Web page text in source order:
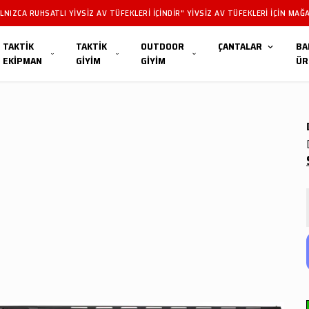
RUHSATLI YIVSIZ AV TÜFEKLERI IÇINDIR" YIVSIZ AV TÜFEKLERI IÇIN
TAKTİK
EKİPMAN
TAKTİK
GİYİM
OUTDOOR
GİYİM
ÇANTALAR